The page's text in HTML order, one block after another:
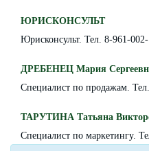
ЮРИСКОНСУЛЬТ
Юрисконсульт. Тел. 8-961-
ДРЕБЕНЕЦ Мария
Специалист по продажам.
ТАРУТИНА Татьяна
Специалист по маркетингу.